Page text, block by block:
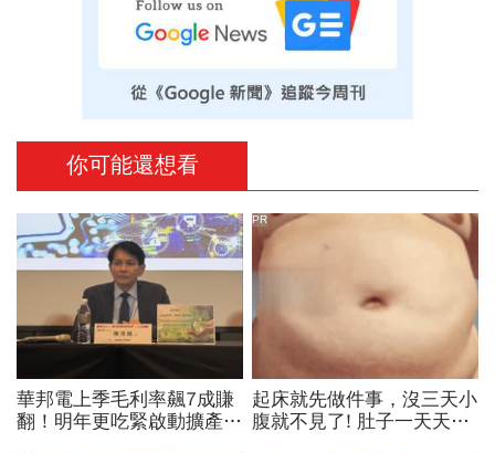
你可能還想看
華邦電上季毛利率飆7成賺
翻！明年更吃緊啟動擴產、
起床就先做件事，沒三天小
腹就不見了! 肚子一天天變
PR